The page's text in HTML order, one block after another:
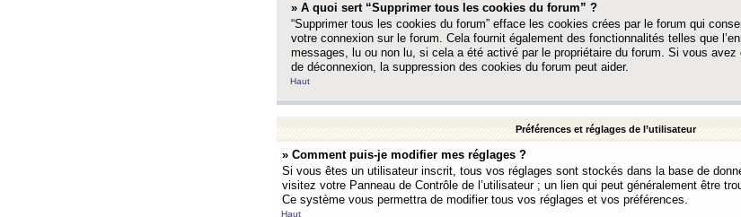
» A quoi sert “Supprimer tous les cookies du forum” ?
“Supprimer tous les cookies du forum” efface les cookies crées par le forum qui
votre connexion sur le forum. Cela fournit également des fonctionnalités telles que
messages, lu ou non lu, si cela a été activé par le propriétaire du forum. Si vous avez
de déconnexion, la suppression des cookies du forum peut aider.
Haut
Préférences et réglages de l’utilisateur
» Comment puis-je modifier mes réglages ?
Si vous êtes un utilisateur inscrit, tous vos réglages sont stockés dans la base de
visitez votre Panneau de Contrôle de l’utilisateur ; un lien qui peut généralement être
Ce système vous permettra de modifier tous vos réglages et vos préférences.
Haut